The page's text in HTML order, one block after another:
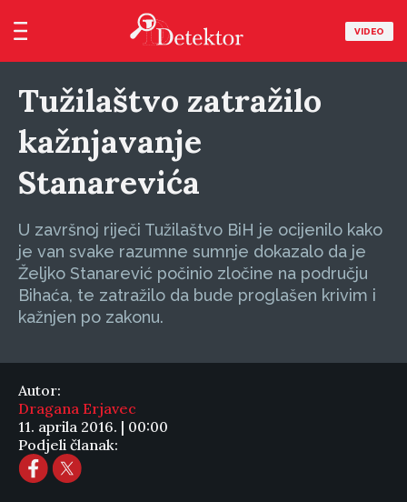
VIDEO
Tužilaštvo zatražilo
kažnjavanje
Stanarevića
U završnoj riječi Tužilaštvo BiH je ocijenilo kako
je van svake razumne sumnje dokazalo da je
Željko Stanarević počinio zločine na području
Bihaća, te zatražilo da bude proglašen krivim i
kažnjen po zakonu.
Autor:
Dragana Erjavec
11. aprila 2016. | 00:00
Podjeli članak: